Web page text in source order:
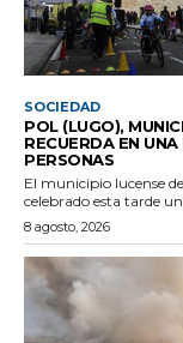
SOCIEDAD
POL (LUGO),
RECUERDA EN
PERSONAS
El municipio lucense
celebrado esta tarde
8 agosto, 2026